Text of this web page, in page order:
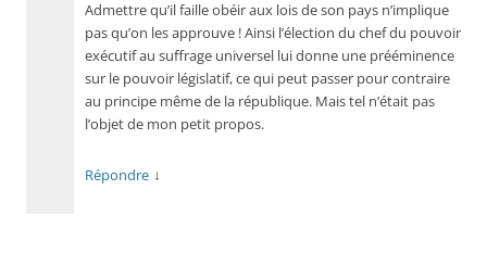
Admettre qu’il faille obéir aux lois de son pays n’implique
pas qu’on les approuve ! Ainsi l’élection du chef du pouvoir
exécutif au suffrage universel lui donne une prééminence
sur le pouvoir législatif, ce qui peut passer pour contraire
au principe même de la république. Mais tel n’était pas
l’objet de mon petit propos.
Répondre ↓